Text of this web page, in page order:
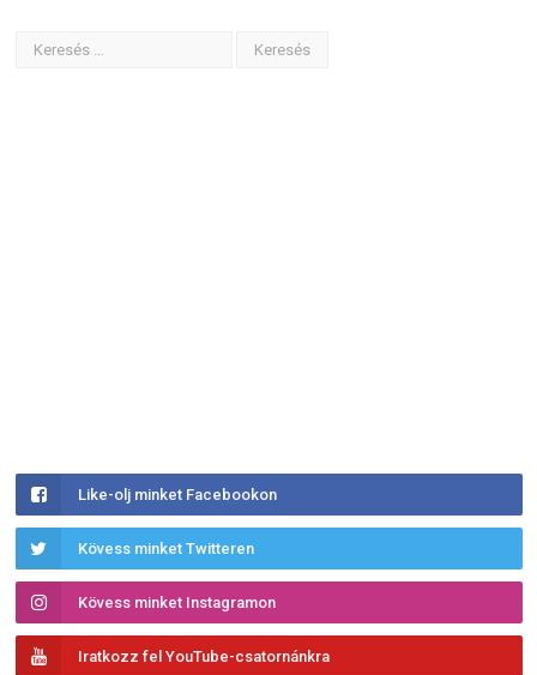
Like-olj minket Facebookon
Kövess minket Twitteren
Kövess minket Instagramon
Iratkozz fel YouTube-csatornánkra